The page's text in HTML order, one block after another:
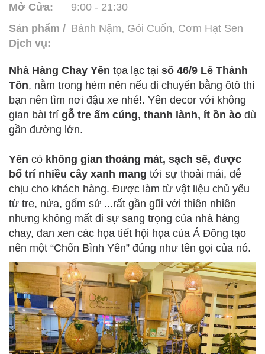
Mở Cửa:
9:00 - 21:30
Sản phẩm /
Dịch vụ:
Bánh Nậm, Gỏi Cuốn, Cơm Hạt Sen
Nhà Hàng Chay Yên tọa lạc tại số 46/9 Lê Thánh
Tôn, nằm trong hẻm nên nếu di chuyển bằng ôtô thì
bạn nên tìm nơi đậu xe nhé!. Yên decor với không
gian bài trí gỗ tre ấm cúng, thanh lành, ít ồn ào dù
gần đường lớn.
Yên có không gian thoáng mát, sạch sẽ, được
bố trí nhiều cây xanh mang tới sự thoải mái, dễ
chịu cho khách hàng. Được làm từ vật liệu chủ yếu
từ tre, nứa, gốm sứ ...rất gần gũi với thiên nhiên
nhưng không mất đi sự sang trọng của nhà hàng
chay, đan xen các họa tiết hội họa của Á Đông tạo
nên một “Chốn Bình Yên” đúng như tên gọi của nó.